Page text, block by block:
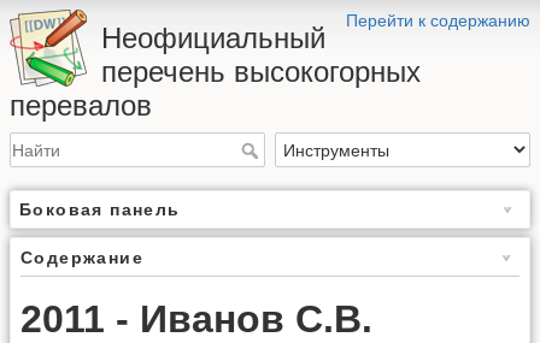
Перейти к содержанию
Неофициальный
перечень высокогорных
перевалов
Боковая панель
Содержание
2011 - Иванов С.В.